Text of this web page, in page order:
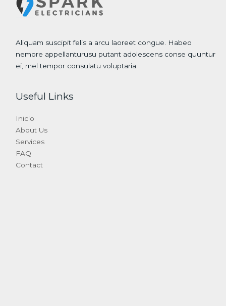
Aliquam suscipit felis a arcu laoreet congue. Habeo
nemore appellanturusu putant adolescens conse quuntur
ei, mel tempor consulatu voluptaria.
Useful Links
Inicio
About Us
Services
FAQ
Contact